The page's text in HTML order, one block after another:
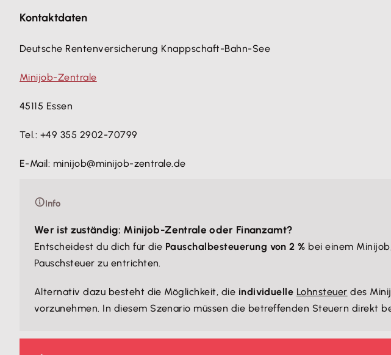
Kontaktdaten
Deutsche Rentenversicherung Knappschaft-Bahn-See
Minijob-Zentrale
45115 Essen
Tel.: +49 355 2902-70799
E-Mail: minijob@minijob-zentrale.de
Info
Wer ist zuständig: Minijob-Zentrale oder Finanzamt?
Entscheidest du dich für die Pauschalbesteuerung von 2 % bei einem
Pauschsteuer zu entrichten.
Alternativ dazu besteht die Möglichkeit, die individuelle Lohnsteuer des
vorzunehmen. In diesem Szenario müssen die betreffenden Steuern direkt